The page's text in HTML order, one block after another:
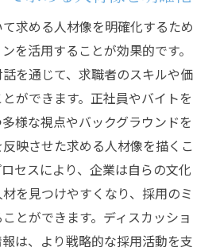
求める人材像を明確化するため
を活用することが効果的です。
を通じて、求職者のスキルや価
ができます。正社員やバイトを
様な視点やバックグラウンドを
映させた求める人材像を描くこ
セスにより、企業は自らの文化
を見つけやすくなり、採用のミ
とができます。ディスカッショ
は、より戦略的な採用活動を支